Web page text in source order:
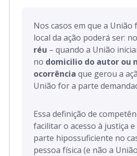
Nos casos em que a
local da ação poderá ser: no
réu – quando a União
no domicilio do autor ou
ocorrência que gerou a
União for a parte
Essa definição de
facilitar o acesso à justiça e
parte hipossuficiente no
pessoa física (e não a